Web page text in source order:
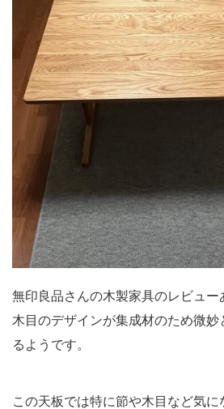
無印良品さんの木製家具のレビュ
木目のデザインが集成材のため微
るようです。
この天板では特に節や木目など気